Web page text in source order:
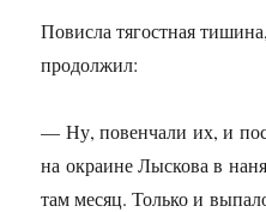
Повисла тягостная
продолжил:
— Ну, повенчали их, и
на окраине Лыскова в
там месяц. Только и